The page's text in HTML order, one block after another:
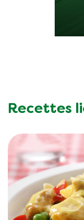
Recettes